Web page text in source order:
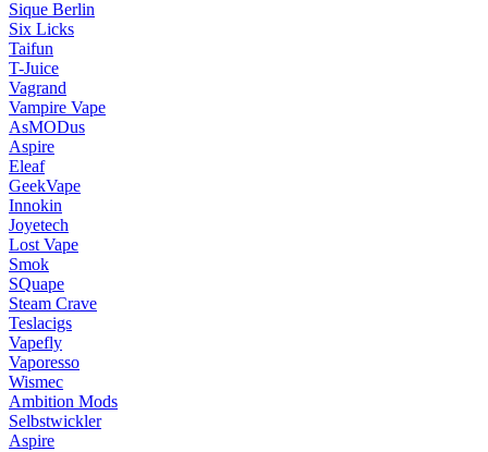
Sique Berlin
Six Licks
Taifun
T-Juice
Vagrand
Vampire Vape
AsMODus
Aspire
Eleaf
GeekVape
Innokin
Joyetech
Lost Vape
Smok
SQuape
Steam Crave
Teslacigs
Vapefly
Vaporesso
Wismec
Ambition Mods
Selbstwickler
Aspire